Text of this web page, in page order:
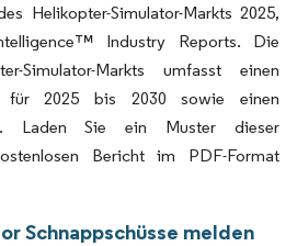
Helikopter-Simulator-Markts 2025,
Industry Reports. Die
Simulator-Markts umfasst einen
für 2025 bis 2030 sowie einen
Laden Sie ein Muster dieser
Bericht im PDF-Format
Schnappschüsse melden